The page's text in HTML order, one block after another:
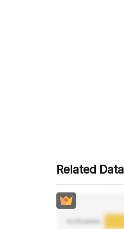
Related Data